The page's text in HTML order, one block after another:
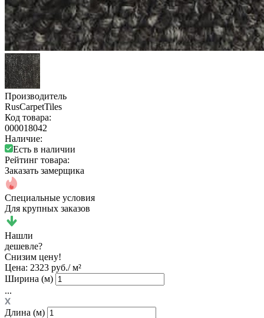
Производитель
RusCarpetTiles
Код товара:
000018042
Наличие:
Есть в наличии
Рейтинг товара:
Заказать замерщика
Специальные условия
Для крупных заказов
Нашли
дешевле?
Снизим цену!
Цена: 2323 руб./ м²
Ширина (м)
...
Длина (м)